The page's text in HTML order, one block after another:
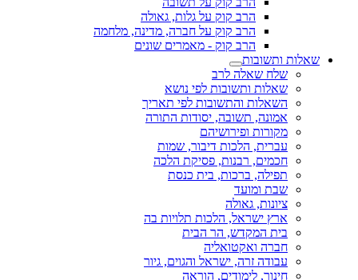
הרב קוק על גלות, גאולה
הרב קוק על חברה, מדינה, מלחמה
הרב קוק - מאמרים שונים
שאלות ותשובות
שלח שאלה לרב
שאלות ותשובות לפי נושא
השאלות והתשובות לפי תאריך
אמונה, תשובה, יסודות התורה
מקורות ופירושיהם
עברית, הלכות דיבור, שמות
חכמים, רבנות, פסיקת הלכה
תפילה, ברכות, בית כנסת
שבת ומועד
ציונות, גאולה
ארץ ישראל, הלכות תלויות בה
בית המקדש, הר הבית
חברה ואקטואליה
עבודה זרה, ישראל והגוים, גיור
חינוך, לימודים, הוראה